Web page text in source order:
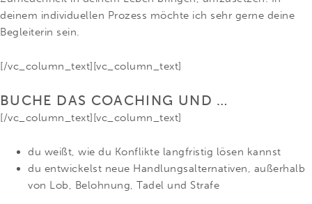
deinem individuellen Prozess möchte ich sehr gerne deine
Begleiterin sein.
[/vc_column_text][vc_column_text]
BUCHE DAS COACHING UND …
[/vc_column_text][vc_column_text]
du weißt, wie du Konflikte langfristig lösen kannst
du entwickelst neue Handlungsalternativen, außerhalb
von Lob, Belohnung, Tadel und Strafe